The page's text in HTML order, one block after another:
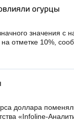
огурцы
значения с
отметке 10%,
доллара
«Infoline-